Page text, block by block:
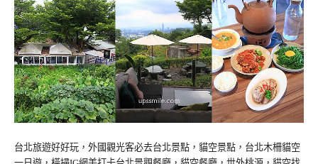
台北旅遊好好玩，外國觀光客必去台北景點，貓空景點，台北木柵貓空